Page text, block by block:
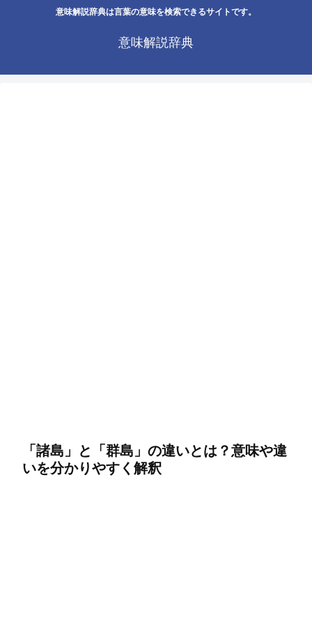
意味解説辞典は言葉の意味を検索できるサイトです。
意味解説辞典
「諸島」と「群島」の違いとは？意味や違
いを分かりやすく解釈